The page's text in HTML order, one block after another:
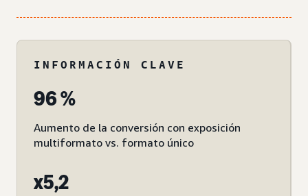
INFORMACIÓN CLAVE
96 %
Aumento de la conversión con exposición
multiformato vs. formato único
x5,2